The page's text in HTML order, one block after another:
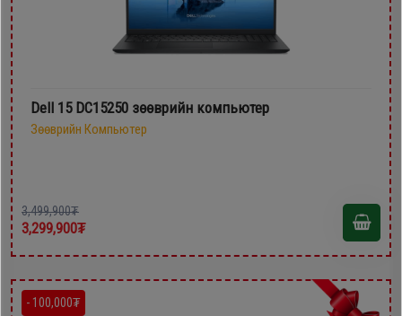
Dell 15 DC15250 зөөврийн компьютер
Зөөврийн Компьютер
3,499,900₮
3,299,900₮
- 100,000₮